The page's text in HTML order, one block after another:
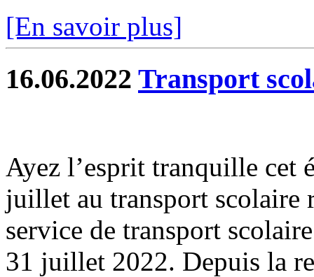
[En savoir plus]
16.06.2022 Transport
Ayez l’esprit tranquille cet
juillet au transport
service de transport
31 juillet 2022. Depuis la